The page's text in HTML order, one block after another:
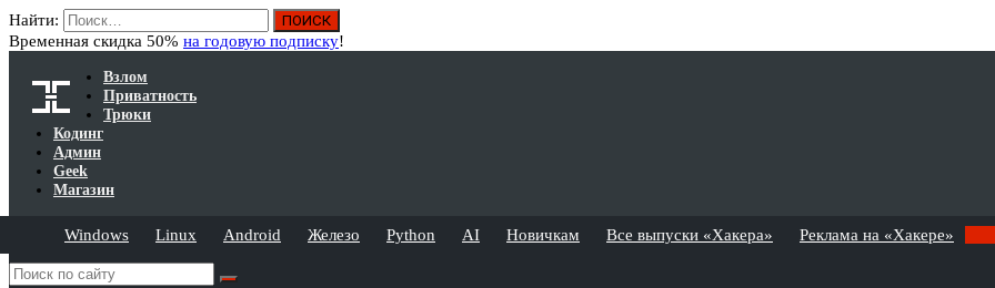
Найти:
Временная скидка 50% на годовую подписку!
Взлом
Приватность
Трюки
Кодинг
Админ
Geek
Магазин
Windows Linux Android Железо Python AI Новичкам Все выпуски «Хакера» Реклама на «Хакере»